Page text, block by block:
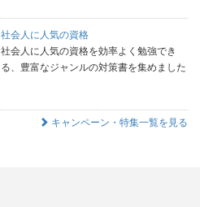
社会人に人気の資格
社会人に人気の資格を効率よく勉強でき
る、豊富なジャンルの対策書を集めました
キャンペーン・特集一覧を見る